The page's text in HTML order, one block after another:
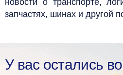
новости о транспорте,
запчастях, шинах и другой
У вас остались